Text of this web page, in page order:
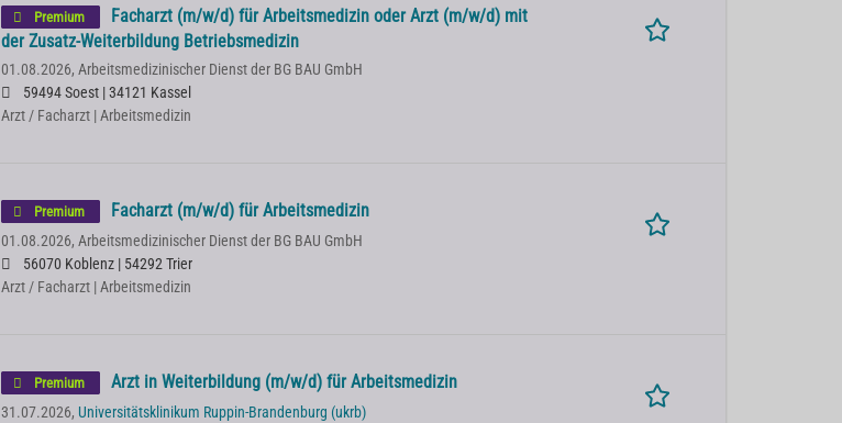
Premium
Facharzt (m/w/d) für Arbeitsmedizin oder Arzt (m/w/d) mit
der Zusatz-Weiterbildung Betriebsmedizin
01.08.2026, Arbeitsmedizinischer Dienst der BG BAU GmbH
59494 Soest | 34121 Kassel
Arzt / Facharzt | Arbeitsmedizin
Premium Facharzt (m/w/d) für Arbeitsmedizin
01.08.2026, Arbeitsmedizinischer Dienst der BG BAU GmbH
56070 Koblenz | 54292 Trier
Arzt / Facharzt | Arbeitsmedizin
Premium Arzt in Weiterbildung (m/w/d) für Arbeitsmedizin
31.07.2026, Universitätsklinikum Ruppin-Brandenburg (ukrb)